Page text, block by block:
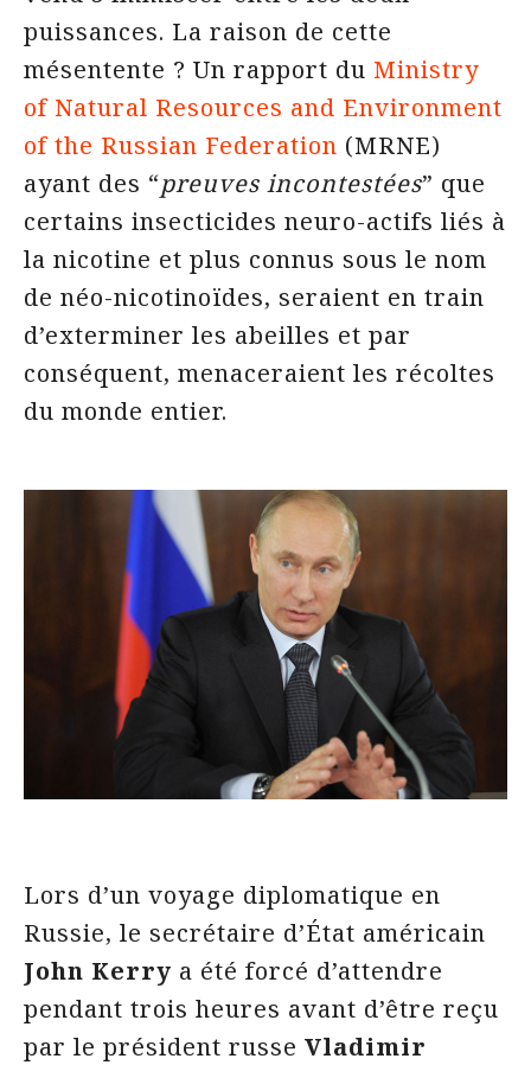
puissances. La raison de cette
mésentente ? Un rapport du Ministry
of Natural Resources and Environment
of the Russian Federation (MRNE)
ayant des “preuves incontestées” que
certains insecticides neuro-actifs liés à
la nicotine et plus connus sous le nom
de néo-nicotinoïdes, seraient en train
d’exterminer les abeilles et par
conséquent, menaceraient les récoltes
du monde entier.
Lors d’un voyage diplomatique en
Russie, le secrétaire d’État américain
John Kerry a été forcé d’attendre
pendant trois heures avant d’être reçu
par le président russe Vladimir